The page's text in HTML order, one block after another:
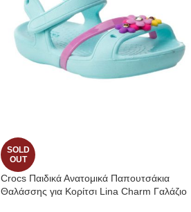
SOLD
OUT
Crocs Παιδικά Ανατομικά Παπουτσάκια
Θαλάσσης για Κορίτσι Lina Charm Γαλάζιο